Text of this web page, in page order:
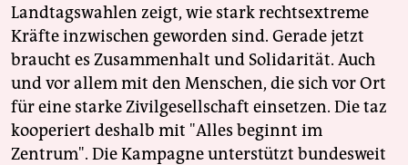
Landtagswahlen zeigt, wie stark rechtsextreme
Kräfte inzwischen geworden sind. Gerade jetzt
braucht es Zusammenhalt und Solidarität. Auch
und vor allem mit den Menschen, die sich vor Ort
für eine starke Zivilgesellschaft einsetzen. Die taz
kooperiert deshalb mit "Alles beginnt im
Zentrum". Die Kampagne unterstützt bundesweit